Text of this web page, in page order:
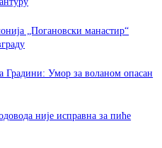
„Погановски манастир“
Градини: Умор за воланом опасан
није исправна за пиће